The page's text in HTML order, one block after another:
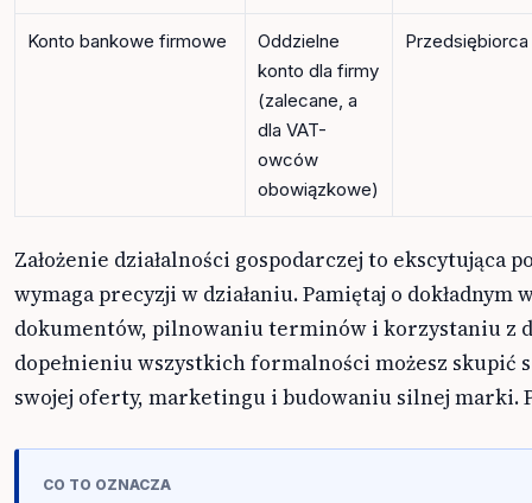
Konto bankowe firmowe
Oddzielne
konto dla firmy
(zalecane, a
dla VAT-
owców
obowiązkowe)
Przedsiębiorca
Założenie działalności gospodarczej to ekscytująca
wymaga precyzji w działaniu. Pamiętaj o dokładnym
dokumentów, pilnowaniu terminów i korzystaniu z
dopełnieniu wszystkich formalności możesz skupić
swojej oferty, marketingu i budowaniu silnej marki.
CO TO OZNACZA